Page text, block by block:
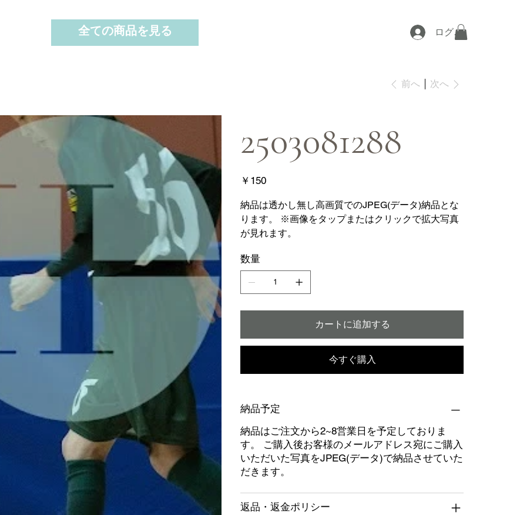
ログイン
全ての商品を見る
前へ 次へ
2503081288
価
格
￥150
納品は透かし無し高画質でのJPEG(データ)納品とな
ります。 ※画像をタップまたはクリックで拡大写真
が見れます。
数量
カートに追加する
今すぐ購入
納品予定
納品はご注文から2~8営業日を予定しておりま
す。 ご購入後お客様のメールアドレス宛にご購入
いただいた写真をJPEG(データ)で納品させていた
だきます。
返品・返金ポリシー